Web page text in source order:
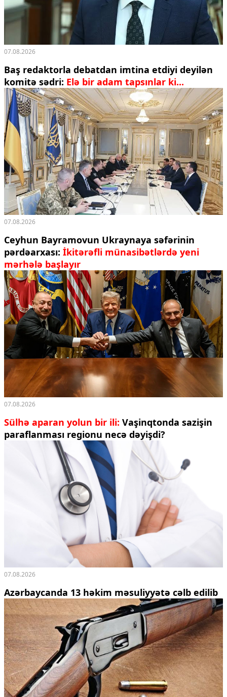
07.08.2026
Baş redaktorla debatdan imtina etdiyi deyilən
komitə sədri:
Elə bir adam tapsınlar ki...
07.08.2026
Ceyhun Bayramovun Ukraynaya səfərinin
pərdəarxası: İkitərəfli münasibətlərdə yeni
mərhələ başlayır
07.08.2026
Sülhə aparan yolun bir ili: Vaşinqtonda sazişin
paraflanması regionu necə dəyişdi?
07.08.2026
Azərbaycanda 13 həkim məsuliyyətə cəlb edilib